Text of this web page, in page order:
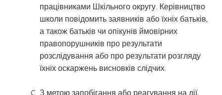
працівниками Шкільного округу. Керівництво
школи повідомить заявників або їхніх батьків,
а також батьків чи опікунів ймовірних
правопорушників про результати
розслідування або про результати розгляду
їхніх оскаржень висновків слідчих.
З метою запобігання або реагування на дії,